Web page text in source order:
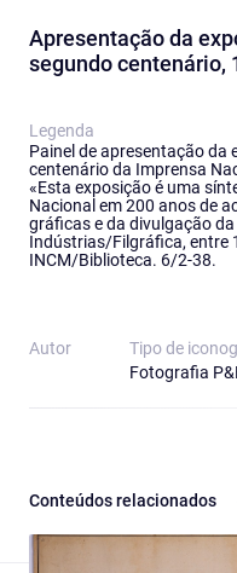
Apresentação da
segundo centenário,
Legenda
Painel de apresentação
centenário da Imprensa
«Esta exposição é uma
Nacional em 200 anos de
gráficas e da divulgação
Indústrias/Filgráfica, entre
INCM/Biblioteca. 6/2-38.
Autor
Tipo de
Fotografia
Conteúdos relacionados